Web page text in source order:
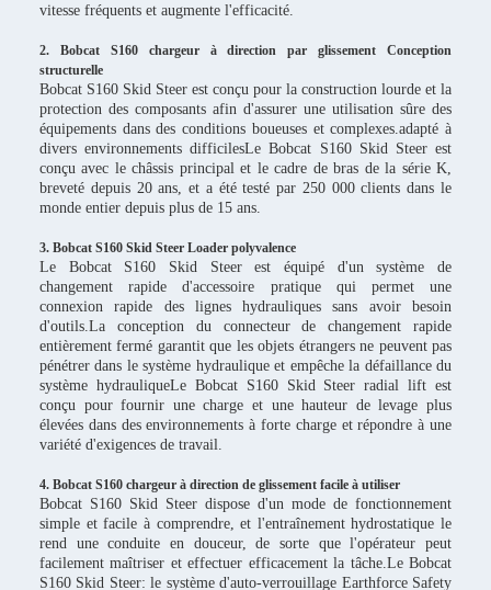
vitesse fréquents et augmente l'efficacité.
2. Bobcat S160 chargeur à direction par glissement Conception
structurelle
Bobcat S160 Skid Steer est conçu pour la construction lourde et la
protection des composants afin d'assurer une utilisation sûre des
équipements dans des conditions boueuses et complexes.adapté à
divers environnements difficilesLe Bobcat S160 Skid Steer est
conçu avec le châssis principal et le cadre de bras de la série K,
breveté depuis 20 ans, et a été testé par 250 000 clients dans le
monde entier depuis plus de 15 ans.
3. Bobcat S160 Skid Steer Loader polyvalence
Le Bobcat S160 Skid Steer est équipé d'un système de
changement rapide d'accessoire pratique qui permet une
connexion rapide des lignes hydrauliques sans avoir besoin
d'outils.La conception du connecteur de changement rapide
entièrement fermé garantit que les objets étrangers ne peuvent pas
pénétrer dans le système hydraulique et empêche la défaillance du
système hydrauliqueLe Bobcat S160 Skid Steer radial lift est
conçu pour fournir une charge et une hauteur de levage plus
élevées dans des environnements à forte charge et répondre à une
variété d'exigences de travail.
4. Bobcat S160 chargeur à direction de glissement facile à utiliser
Bobcat S160 Skid Steer dispose d'un mode de fonctionnement
simple et facile à comprendre, et l'entraînement hydrostatique le
rend une conduite en douceur, de sorte que l'opérateur peut
facilement maîtriser et effectuer efficacement la tâche.Le Bobcat
S160 Skid Steer: le système d'auto-verrouillage Earthforce Safety